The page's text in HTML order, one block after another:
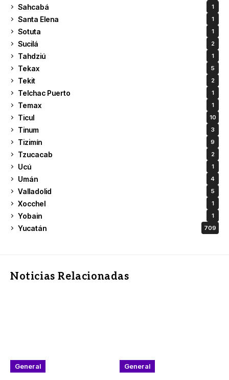
Sahcabá 1
Santa Elena 1
Sotuta 1
Sucilá 2
Tahdziú 1
Tekax 5
Tekit 2
Telchac Puerto 1
Temax 1
Ticul 10
Tinum 3
Tizimín 9
Tzucacab 2
Ucú 1
Umán 4
Valladolid 5
Xocchel 1
Yobain 1
Yucatán 709
Noticias Relacionadas
General General